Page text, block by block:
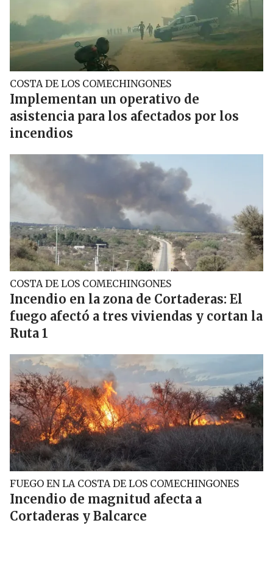
COSTA DE LOS COMECHINGONES
Implementan un operativo de
asistencia para los afectados por los
incendios
COSTA DE LOS COMECHINGONES
Incendio en la zona de Cortaderas: El
fuego afectó a tres viviendas y cortan la
Ruta 1
FUEGO EN LA COSTA DE LOS COMECHINGONES
Incendio de magnitud afecta a
Cortaderas y Balcarce